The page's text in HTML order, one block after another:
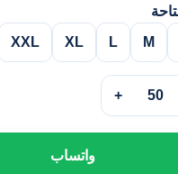
M
L
XL
XXL
50
+
واتساب